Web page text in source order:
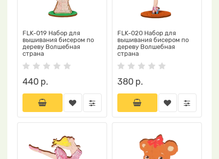
FLK-019 Набор для
вышивания бисером по
дереву Волшебная
страна
440 р.
FLK-020 Набор для
вышивания бисером по
дереву Волшебная
страна
380 р.